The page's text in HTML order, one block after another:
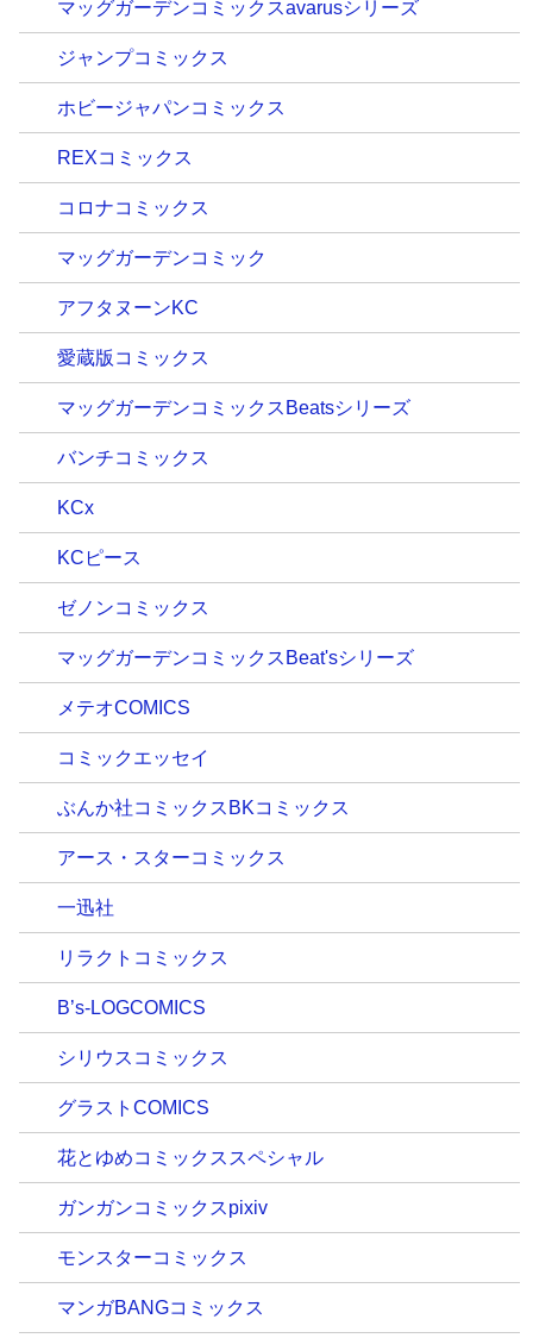
マッグガーデンコミックスavarusシリーズ
ジャンプコミックス
ホビージャパンコミックス
REXコミックス
コロナコミックス
マッグガーデンコミック
アフタヌーンKC
愛蔵版コミックス
マッグガーデンコミックスBeatsシリーズ
バンチコミックス
KCx
KCピース
ゼノンコミックス
マッグガーデンコミックスBeat'sシリーズ
メテオCOMICS
コミックエッセイ
ぶんか社コミックスBKコミックス
アース・スターコミックス
一迅社
リラクトコミックス
B’s-LOGCOMICS
シリウスコミックス
グラストCOMICS
花とゆめコミックススペシャル
ガンガンコミックスpixiv
モンスターコミックス
マンガBANGコミックス